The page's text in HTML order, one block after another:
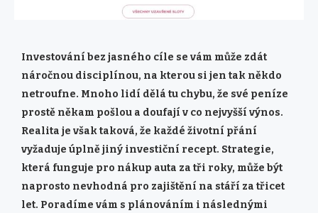
Investování bez jasného cíle se vám může zdát
náročnou disciplínou, na kterou si jen tak někdo
netroufne. Mnoho lidí dělá tu chybu, že své peníze
prostě někam pošlou a doufají v co nejvyšší výnos.
Realita je však taková, že každé životní přání
vyžaduje úplně jiný investiční recept. Strategie,
která funguje pro nákup auta za tři roky, může být
naprosto nevhodná pro zajištění na stáří za třicet
let. Poradíme vám s plánováním i následnými